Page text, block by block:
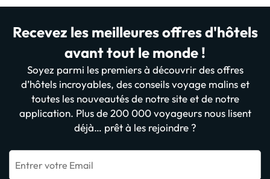
Recevez les meilleures offres d'hôtels
avant tout le monde !
Soyez parmi les premiers à découvrir des offres
d’hôtels incroyables, des conseils voyage malins et
toutes les nouveautés de notre site et de notre
application. Plus de 200 000 voyageurs nous lisent
déjà… prêt à les rejoindre ?
Entrer votre Email